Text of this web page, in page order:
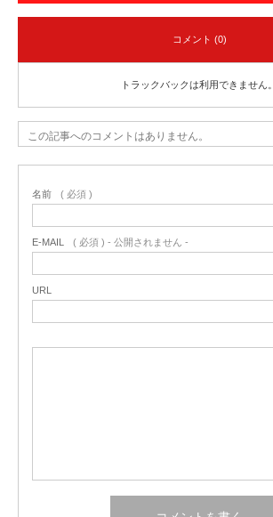
コメント (0)
トラックバックは利用できません。
この記事へのコメントはありません。
名前 ( 必須 )
E-MAIL ( 必須 ) - 公開されません -
URL